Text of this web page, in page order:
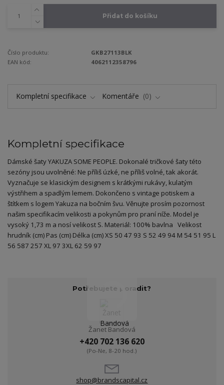
Přidat do košíku
Číslo produktu:
GKB27113BLK
EAN kód:
4062112358796
Kompletní specifikace Komentáře 0
Kompletní specifikace
Dámské šaty YAKUZA SOME PEOPLE. Dokonalé tričkové šaty této
sezóny jsou uvolněné: Ne příliš úzké, ne příliš volné, tak akorát.
Vyznačuje se klasickým designem s krátkými rukávy, kulatým
výstřihem a spadlým lemem. Dokončeno s vintage potiskem a
štítkem s logem Yakuza na bočním švu. Věnujte prosím pozornost
našim specifikacím velikosti a pokynům pro praní níže. Model je
vysoký 1,73 m a nosí velikost S. Materiál: 100% bavlna Velikost
hrudník (cm) Pas (cm) Délka (cm) XS 50 47 93 S 52 49 94 M 54 51 95 L
56 587 257 XL 97 3XL 62 59 97
Potřebujete poradit?
Žanet Bandová
+420 702 136 620
(Po-Ne, 8-20 hod.)
shop@brandscapital.cz